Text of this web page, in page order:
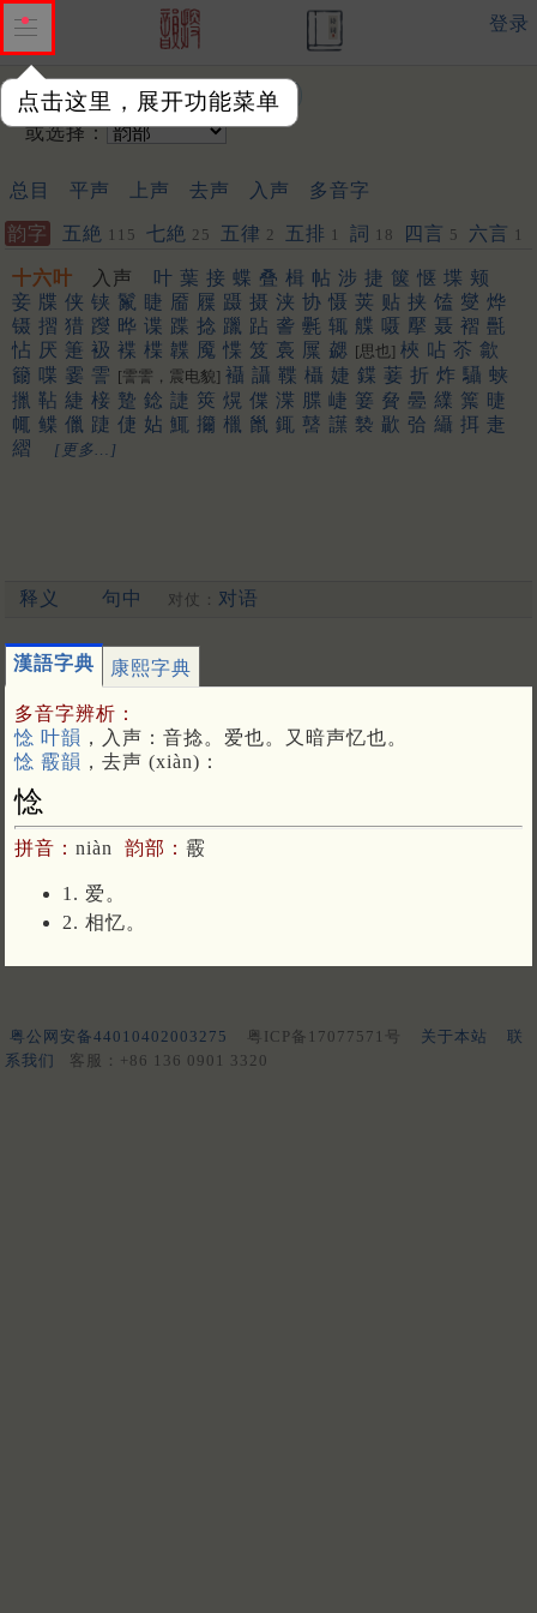
点击这里，展开功能菜单
登录
输入韵字：
或选择：
总目 平声 上声 去声 入声 多音字
韵字 五絶 115 七絶 25 五律 2 五排 1 詞 18 四言 5 六言 1
十六叶 入声 叶 葉 接 蝶 叠 楫 帖 涉 捷 箧 惬 堞 颊
妾 牒 侠 铗 鬣 睫 靥 屧 蹑 摄 浃 协 慑 荚 贴 挟 馌 燮 烨
镊 摺 猎 躞 晔 谍 蹀 捻 躐 跕 詟 氎 辄 艓 嗫 擪 聂 褶 㲲
怗 厌 箑 衱 褋 楪 韘 魇 惵 笈 裛 屟 勰 [思也] 梜 呫 苶 歙
籋 喋 霎 霅 [霅霅，震电貌] 襵 讘 鞢 欇 婕 鍱 菨 折 炸 䯀 蛱
擸 䩞 緁 椄 䠟 錜 誱 筴 熀 偞 渫 䐑 崨 䈉 䝱 㬪 䌜 䈎 㫸
㡇 鲽 儠 踕 倢 㚲 鮿 㩶 㯿 巤 銸 䵿 䜓 褺 㱌 㢵 䌰 挕 疌
䌌
[更多…]
释义 句中 对仗： 对语
漢語字典 康熙字典
多音字辨析：
惗 叶韻 ，入声：音捻。爱也。又暗声忆也。
惗 霰韻 ，去声 (xiàn)：
惗
拼音： niàn 韵部： 霰
1. 爱。
2. 相忆。
粤公网安备44010402003275 粤ICP备17077571号 关于本站
联
系我们
客服：+86 136 0901 3320